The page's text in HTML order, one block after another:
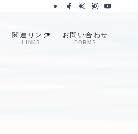
関連リンク
LINKS
お問い合わせ
FORMS